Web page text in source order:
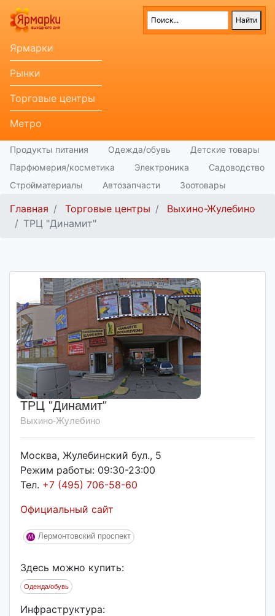
Ярмарки
Рынки
Торговые центры
Метро
Продукты питания Одежда/обувь
Детские товары
Парфюмерия/косметика
Электроника
Садоводство
Стройматериалы
Автозапчасти Зоотовары
Главная Торговые центры
Выхино-Жулебино
ТРЦ "Динамит"
ТРЦ "Динамит"
Выхино-Жулебино
Москва, Жулебинский бул., 5
Режим работы: 09:30-23:00
Тел. +7 (495) 706-58-60
Официальный сайт
Лермонтовский проспект
Здесь можно купить:
Одежда/обувь
Инфраструктура: